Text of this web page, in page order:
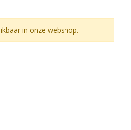
in onze webshop.